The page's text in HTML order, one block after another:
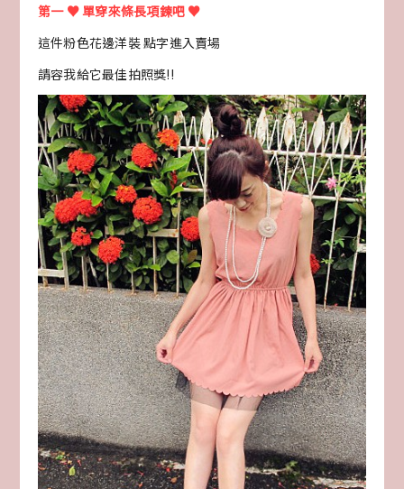
第一 ♥ 單穿來條長項鍊吧 ♥
這件粉色花邊洋裝 點字進入賣場
請容我給它最佳拍照獎!!